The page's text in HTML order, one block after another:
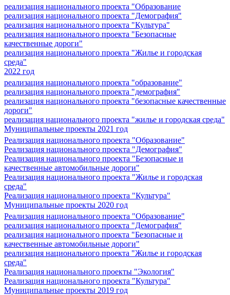
реализация национального проекта "Образование
реализация национального проекта "Демография"
реализация национального проекта "Культура"
реализация национального проекта "Безопасные
качественные дороги"
реализация национального проекта "Жилье и городская
среда"
2022 год
реализация национального проекта "образование"
реализация национального проекта "демография"
реализация национального проекта "безопасные качественные
дороги"
реализация национального проекта "жилье и городская среда"
Муниципальные проекты 2021 год
Реализация национального проекта "Образование"
Реализация национального проекта "Демография"
Реализация национального проекта "Безопасные и
качественные автомобильные дороги"
Реализация национального проекта "Жилье и городская
среда"
Реализация национального проекта "Культура"
Муниципальные проекты 2020 год
Реализация национального проекта "Образование"
реализация национального проекта "Демография"
реализация национального проекта "Безопасные и
качественные автомобильные дороги"
реализация национального проекта "Жилье и городская
среда"
Реализация национального проекты "Экология"
Реализация национального проекта "Культура"
Муниципальные проекты 2019 год